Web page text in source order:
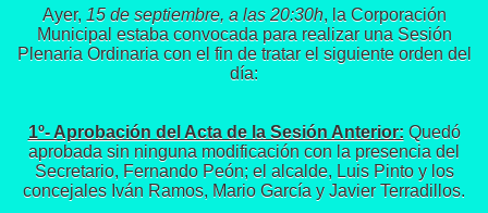
Ayer, 15 de septiembre, a las 20:30h, la Corporación
Municipal estaba convocada para realizar una Sesión
Plenaria Ordinaria con el fin de tratar el siguiente orden del
día:
1º- Aprobación del Acta de la Sesión Anterior: Quedó
aprobada sin ninguna modificación con la presencia del
Secretario, Fernando Peón; el alcalde, Luis Pinto y los
concejales Iván Ramos, Mario García y Javier Terradillos.